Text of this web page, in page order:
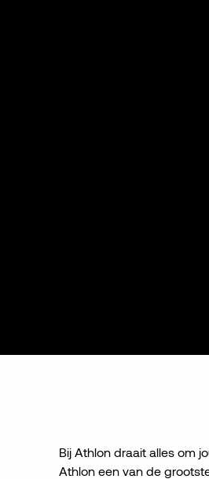
Bij Athlon draait alles om
Athlon een van de